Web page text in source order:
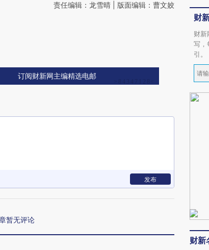
责任编辑：龙雪晴 | 版面编辑：曹文姣
订阅财新网主编精选电邮
发布
暂无评论
财
财新
写，
引。
财新